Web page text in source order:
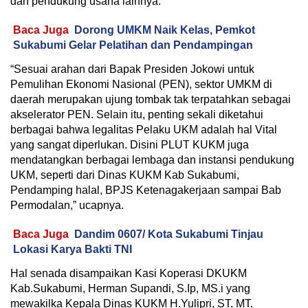
Baca Juga
Dorong UMKM Naik Kelas, Pemkot
Sukabumi Gelar Pelatihan dan Pendampingan
“Sesuai arahan dari Bapak Presiden Jokowi untuk
Pemulihan Ekonomi Nasional (PEN), sektor UMKM di
daerah merupakan ujung tombak tak terpatahkan sebagai
akselerator PEN. Selain itu, penting sekali diketahui
berbagai bahwa legalitas Pelaku UKM adalah hal Vital
yang sangat diperlukan. Disini PLUT KUKM juga
mendatangkan berbagai lembaga dan instansi pendukung
UKM, seperti dari Dinas KUKM Kab Sukabumi,
Pendamping halal, BPJS Ketenagakerjaan sampai Bab
Permodalan,” ucapnya.
Baca Juga
Dandim 0607/ Kota Sukabumi Tinjau
Lokasi Karya Bakti TNI
Hal senada disampaikan Kasi Koperasi DKUKM
Kab.Sukabumi, Herman Supandi, S.Ip, MS.i yang
mewakilka Kepala Dinas KUKM H.Yulipri, ST, MT.